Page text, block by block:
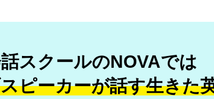
スクールのNOVAでは
ピーカーが話す生きた